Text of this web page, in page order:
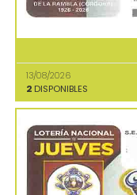
13/08/2026
2 DISPONIBLES